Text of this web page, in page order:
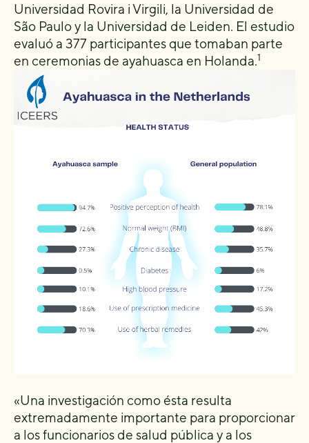
Universidad Rovira i Virgili, la Universidad de
São Paulo y la Universidad de Leiden. El estudio
evaluó a 377 participantes que tomaban parte
en ceremonias de ayahuasca en Holanda.1
«Una investigación como ésta resulta
extremadamente importante para proporcionar
a los funcionarios de salud pública y a los